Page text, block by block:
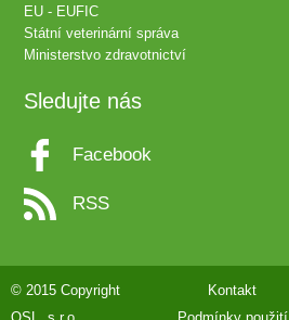
EU - EUFIC
Státní veterinární správa
Ministerstvo zdravotnictví
Sledujte nás
Facebook
RSS
© 2015 Copyright
Kontakt